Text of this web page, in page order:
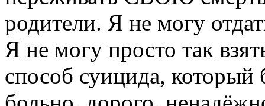
родители. Я не могу
Я не могу просто так
способ суицида,